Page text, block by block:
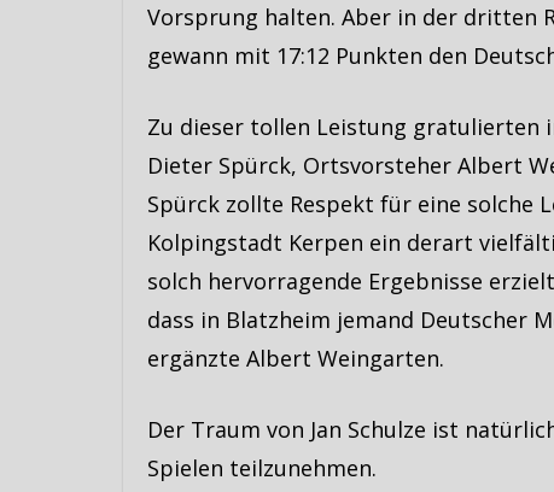
Vorsprung halten. Aber in der dritten
gewann mit 17:12 Punkten den
Zu dieser tollen Leistung gratulierten
Dieter Spürck, Ortsvorsteher Albert
Spürck zollte Respekt für eine solche
Kolpingstadt Kerpen ein derart
solch hervorragende Ergebnisse
dass in Blatzheim jemand Deutscher
ergänzte Albert Weingarten.
Der Traum von Jan Schulze ist
Spielen teilzunehmen.